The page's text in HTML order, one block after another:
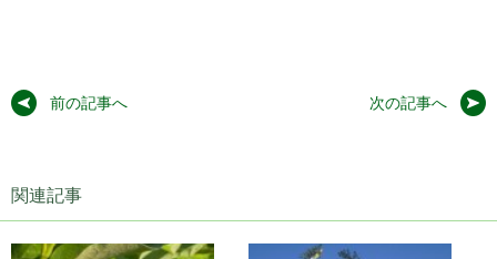
前の記事へ 次の記事へ
関連記事